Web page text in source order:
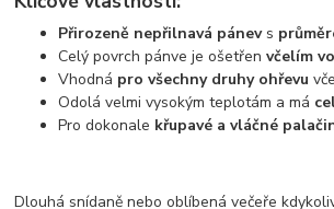
Přirozeně nepřilnavá pánevs
Celý povrch pánve je ošetřen včelím
Vhodná pro všechny druhy ohřevu
Odolá velmi vysokým teplotám a má
Pro dokonale křupavé a vláčné
Dlouhá snídaně nebo oblíbená večeře